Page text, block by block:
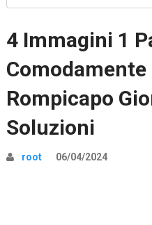
4 Immagini 1
Rompicapo
Soluzioni
root 06/04/2024